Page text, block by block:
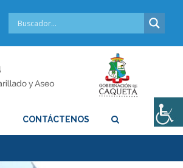
CONTÁCTENOS